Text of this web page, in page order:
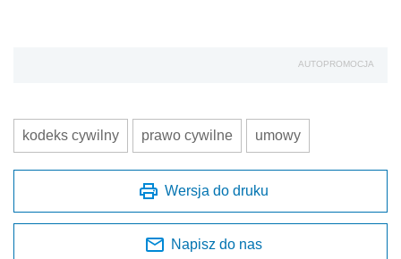
AUTOPROMOCJA
kodeks cywilny prawo cywilne umowy
Wersja do druku
Napisz do nas